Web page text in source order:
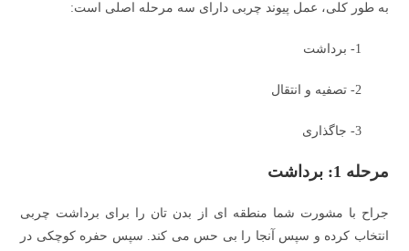
به طور کلی، عمل پیوند چربی دارای سه مرحله اصلی است:
1- برداشت
2- تصفیه و انتقال
3- جاگذاری
مرحله 1: برداشت
جراح با مشورت شما منطقه ای از بدن تان را برای برداشت چربی
انتخاب کرده و سپس آنجا را بی حس می کند. سپس حفره کوچکی در